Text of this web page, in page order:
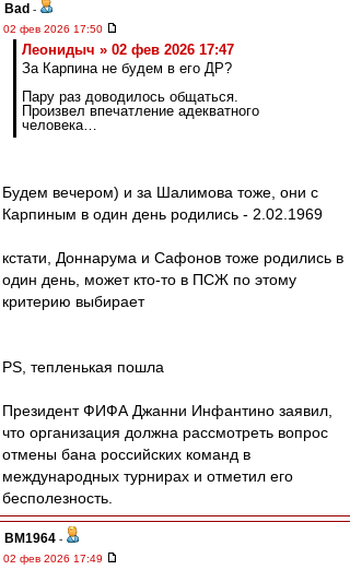
Bad -
02 фев 2026 17:50
Леонидыч » 02 фев 2026 17:47
За Карпина не будем в его ДР?
Пару раз доводилось общаться.
Произвел впечатление адекватного
человека…
Будем вечером) и за Шалимова тоже, они с
Карпиным в один день родились - 2.02.1969
кстати, Доннарума и Сафонов тоже родились в
один день, может кто-то в ПСЖ по этому
критерию выбирает
PS, тепленькая пошла
Президент ФИФА Джанни Инфантино заявил,
что организация должна рассмотреть вопрос
отмены бана российских команд в
международных турнирах и отметил его
бесполезность.
BM1964 -
02 фев 2026 17:49